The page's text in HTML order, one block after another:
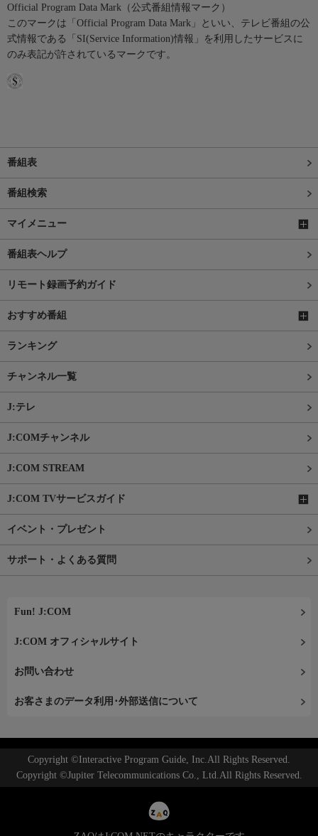
Official Program Data Mark（公式番組情報マーク）
このマークは「Official Program Data Mark」といい、テレビ番組の公
式情報である「SI(Service Information)情報」を利用したサービスに
のみ表記が許されているマークです。
番組表
番組検索
マイメニュー
番組表ヘルプ
リモート録画予約ガイド
おすすめ番組
ランキング
チャンネル一覧
J:テレ
J:COMチャンネル
J:COM STREAM
J:COM TVサービスガイド
イベント・プレゼント
サポート・よくある質問
Fun! J:COM
J:COM オフィシャルサイト
お問い合わせ
お客さまのデータ利用･外部送信について
Copyright ©Interactive Program Guide, Inc.All Rights Reserved.
Copyright ©Jupiter Telecommunications Co., Ltd.All Rights Reserved.